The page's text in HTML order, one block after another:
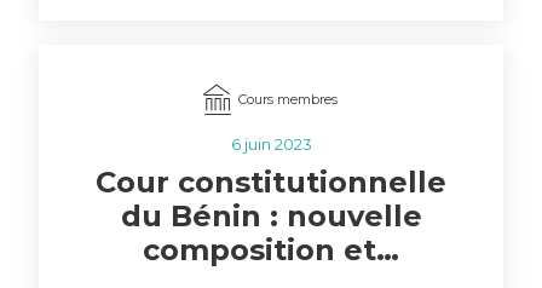
Cours membres
6 juin 2023
Cour constitutionnelle
du Bénin : nouvelle
composition et…